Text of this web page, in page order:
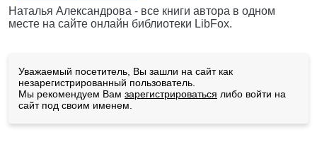
Наталья Александрова - все книги автора в одном
месте на сайте онлайн библиотеки LibFox.
Уважаемый посетитель, Вы зашли на сайт как
незарегистрированный пользователь.
Мы рекомендуем Вам зарегистрироваться либо войти на
сайт под своим именем.